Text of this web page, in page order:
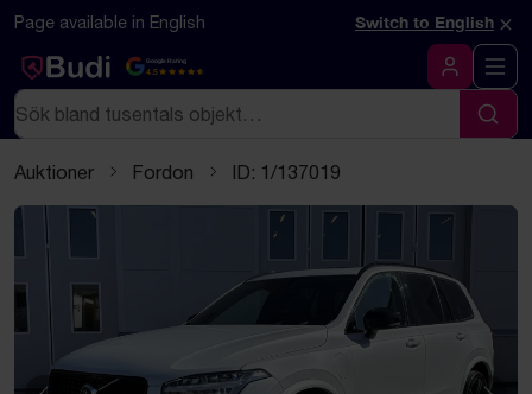
Hoppa till innehåll
Textbaserad (markdown) version av denna sida
Page available in English Switch to English ×
Google Rating
4.5
Logga in
Sök
Sök
Auktioner Fordon ID: 1/137019